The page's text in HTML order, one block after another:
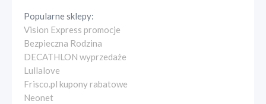
Popularne sklepy:
Vision Express promocje
Bezpieczna Rodzina
DECATHLON wyprzedaże
Lullalove
Frisco.pl kupony rabatowe
Neonet